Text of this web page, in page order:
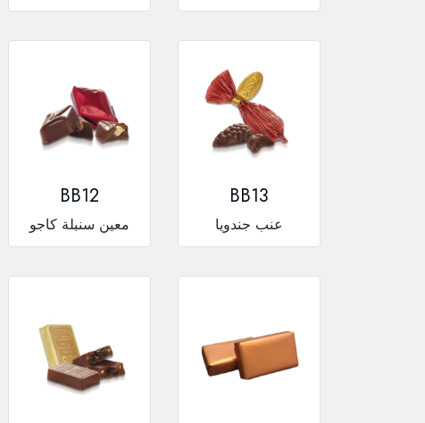
BB12
معين سنبلة كاجو
BB13
عنب جندويا